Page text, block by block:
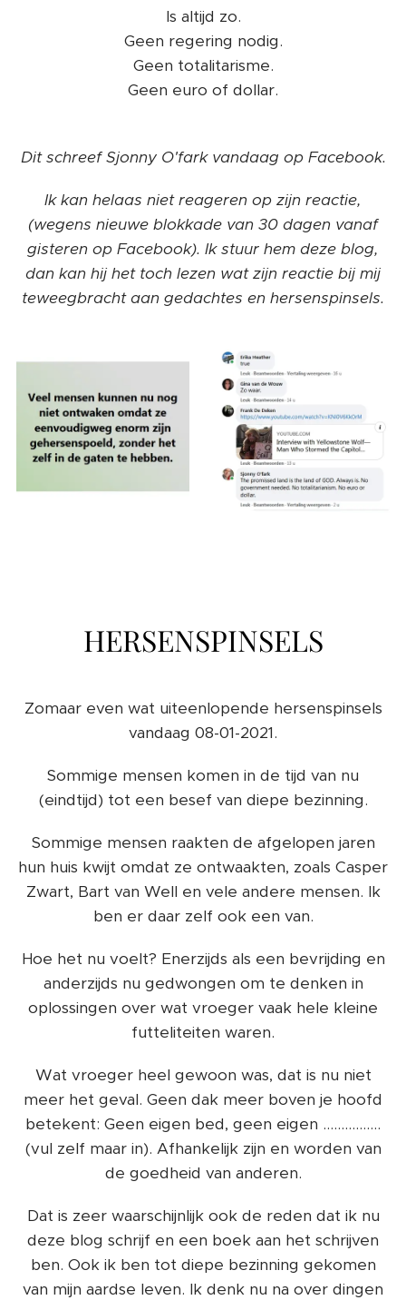
Is altijd zo.
Geen regering nodig.
Geen totalitarisme.
Geen euro of dollar.
Dit schreef Sjonny O'fark vandaag op Facebook.
Ik kan helaas niet reageren op zijn reactie,
(wegens nieuwe blokkade van 30 dagen vanaf
gisteren op Facebook). Ik stuur hem deze blog,
dan kan hij het toch lezen wat zijn reactie bij mij
teweegbracht aan gedachtes en hersenspinsels.
HERSENSPINSELS
Zomaar even wat uiteenlopende hersenspinsels
vandaag 08-01-2021.
Sommige mensen komen in de tijd van nu
(eindtijd) tot een besef van diepe bezinning.
Sommige mensen raakten de afgelopen jaren
hun huis kwijt omdat ze ontwaakten, zoals Casper
Zwart, Bart van Well en vele andere mensen. Ik
ben er daar zelf ook een van.
Hoe het nu voelt? Enerzijds als een bevrijding en
anderzijds nu gedwongen om te denken in
oplossingen over wat vroeger vaak hele kleine
futteliteiten waren.
Wat vroeger heel gewoon was, dat is nu niet
meer het geval. Geen dak meer boven je hoofd
betekent: Geen eigen bed, geen eigen ................
(vul zelf maar in). Afhankelijk zijn en worden van
de goedheid van anderen.
Dat is zeer waarschijnlijk ook de reden dat ik nu
deze blog schrijf en een boek aan het schrijven
ben. Ook ik ben tot diepe bezinning gekomen
van mijn aardse leven. Ik denk nu na over dingen